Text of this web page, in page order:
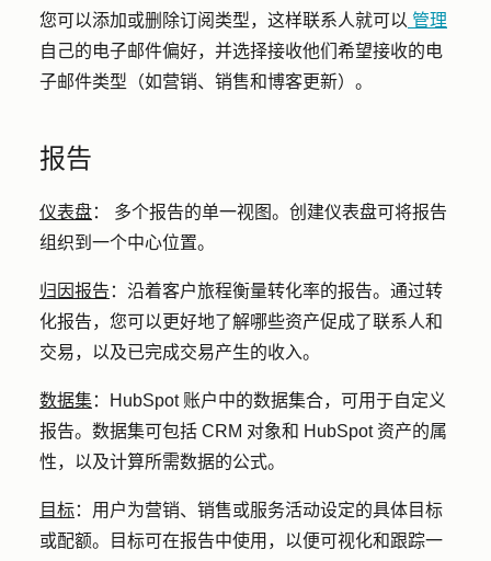
您可以添加或删除订阅类型，这样联系人就可以 管理
自己的电子邮件偏好，并选择接收他们希望接收的电
子邮件类型（如营销、销售和博客更新）。
报告
仪表盘： 多个报告的单一视图。创建仪表盘可将报告
组织到一个中心位置。
归因报告 ： 沿着客户旅程衡量转化率的报告。通过转
化报告，您可以更好地了解哪些资产促成了联系人和
交易，以及已完成交易产生的收入。
数据集：
HubSpot 账户中的数据集合，可用于自定义
报告。数据集可包括 CRM 对象和 HubSpot 资产的属
性，以及计算所需数据的公式。
目标： 用户为营销、销售或服务活动设定的具体目标
或配额。目标可在报告中使用，以便可视化和跟踪一